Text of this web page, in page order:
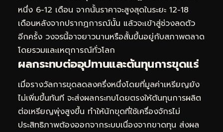
หนึ่ง 6-12 เดือน จากนั้นราคาจะสูงสุดในระยะ 12-18
เดือนหลังจากปรากฏการณ์นั้น แล้วจะเข้าสู่ช่วงลดตัว
อีกครั้ง วงจรนี้อาจยาวนานหรือสั้นขึ้นอยู่กับสภาพตลาด
โดยรวมและเหตุการณ์ทั่วโลก
ผลกระทบต่ออุปทานและต้นทุนการขุดแร่
เมื่อรางวัลการขุดลดลงครึ่งหนึ่งโดยที่มูลค่าเหรียญยัง
ไม่เพิ่มขึ้นทันที จะส่งผลกระทบโดยตรงให้ต้นทุนการผลิต
ต่อเหรียญพุ่งสูงขึ้น ทำให้นักขุดที่ใช้เครื่องจักรไม่
ประสิทธิภาพต้องออกจากระบบเนื่องจากขาดทุน ส่งผล